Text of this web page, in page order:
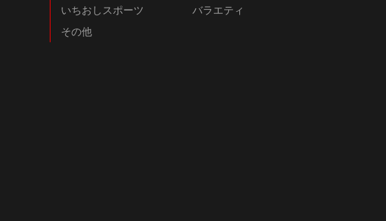
いちおしスポーツ
バラエティ
その他